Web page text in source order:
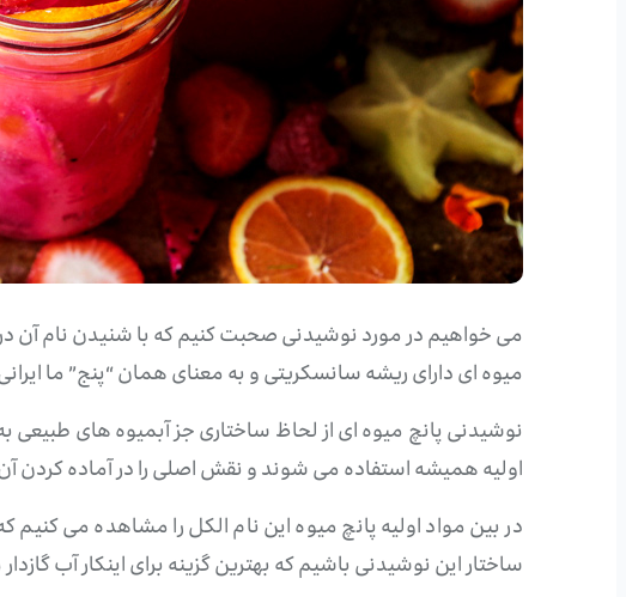
می خواهیم در مورد نوشیدنی صحبت کنیم که با شنیدن نام آن
میوه ای دارای ریشه سانسکریتی و به معنای همان “پنج” ما
اولیه همیشه استفاده می شوند و نقش اصلی را در آماده کردن آن
در بین مواد اولیه پانچ میوه این نام الکل را مشاهده می کنیم
ساختار این نوشیدنی باشیم که بهترین گزینه برای اینکار آب